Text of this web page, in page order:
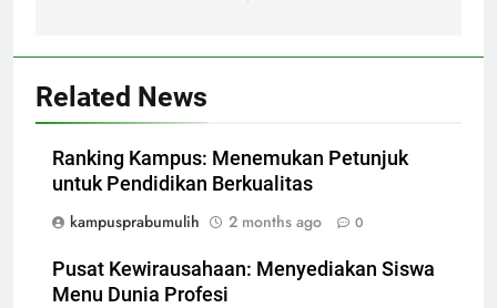
Related News
Ranking Kampus: Menemukan Petunjuk
untuk Pendidikan Berkualitas
kampusprabumulih
2 months ago 0
Pusat Kewirausahaan: Menyediakan Siswa
Menu Dunia Profesi